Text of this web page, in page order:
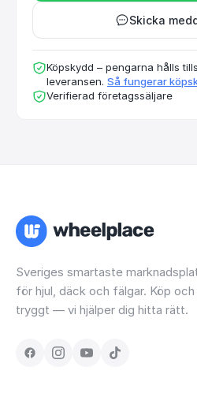
Skicka
Köpskydd – pengarna hålls
leveransen. Så fungerar
Verifierad företagssäljare
Sveriges smartaste
för hjul, däck och fälgar. Köp och
tryggt — vi hjälper dig hitta rätt.